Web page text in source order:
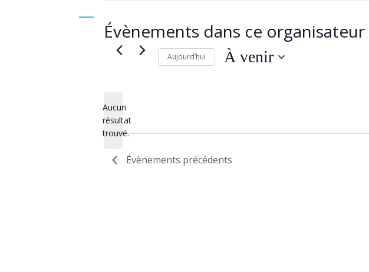
Évènements dans ce organisateur
Notice
Aucun
résultat
trouvé.
Aujourd’hui À venir
Évènements précédents